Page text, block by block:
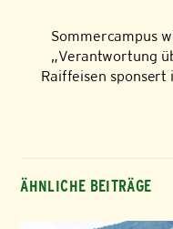
Sommercampus
„Verantwortung
Raiffeisen
ÄHNLICHE BEITRÄGE